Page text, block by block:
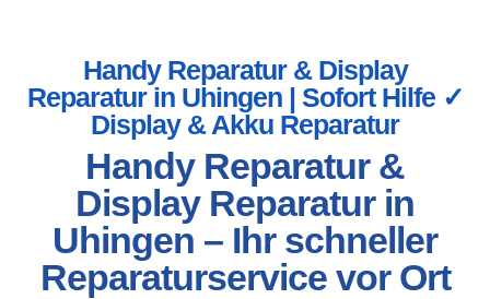
Handy Reparatur & Display
Reparatur in Uhingen | Sofort Hilfe ✓
Display & Akku Reparatur
Handy Reparatur &
Display Reparatur in
Uhingen – Ihr schneller
Reparaturservice vor Ort